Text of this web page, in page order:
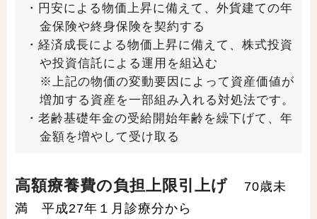
・円安による物価上昇に備えて、外貨建ての年
金保険や終身保険を契約する
・経済成長による物価上昇に備えて、株式投資
や投資信託による運用を組込む
※上記の物価の変動要因によって資産価値が
増加する資産を一部組み入れる対処法です。
・老齢基礎年金の受給開始年齢を繰下げて、年
金額を増やして受け取る
高額療養費の負担上限引上げ
70歳未
満 平成27年１月診療分から